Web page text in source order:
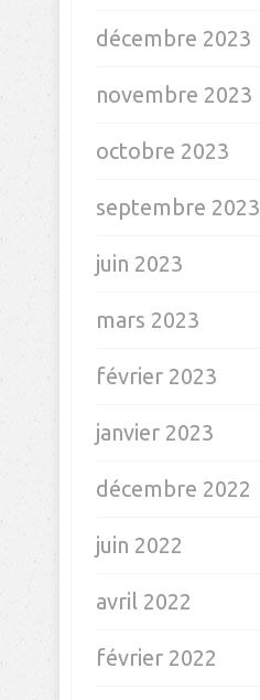
décembre 2023
novembre 2023
octobre 2023
septembre 2023
juin 2023
mars 2023
février 2023
janvier 2023
décembre 2022
juin 2022
avril 2022
février 2022